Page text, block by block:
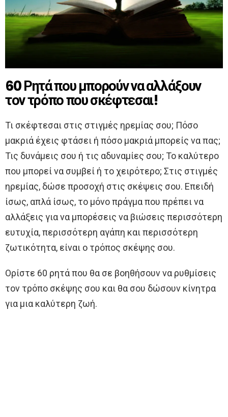
60 Ρητά που μπορούν να αλλάξουν
τον τρόπο που σκέφτεσαι!
Τι σκέφτεσαι στις στιγμές ηρεμίας σου; Πόσο
μακριά έχεις φτάσει ή πόσο μακριά μπορείς να πας;
Τις δυνάμεις σου ή τις αδυναμίες σου; Το καλύτερο
που μπορεί να συμβεί ή το χειρότερο; Στις στιγμές
ηρεμίας, δώσε προσοχή στις σκέψεις σου. Επειδή
ίσως, απλά ίσως, το μόνο πράγμα που πρέπει να
αλλάξεις για να μπορέσεις να βιώσεις περισσότερη
ευτυχία, περισσότερη αγάπη και περισσότερη
ζωτικότητα, είναι ο τρόπος σκέψης σου.
Ορίστε 60 ρητά που θα σε βοηθήσουν να ρυθμίσεις
τον τρόπο σκέψης σου και θα σου δώσουν κίνητρα
για μια καλύτερη ζωή.